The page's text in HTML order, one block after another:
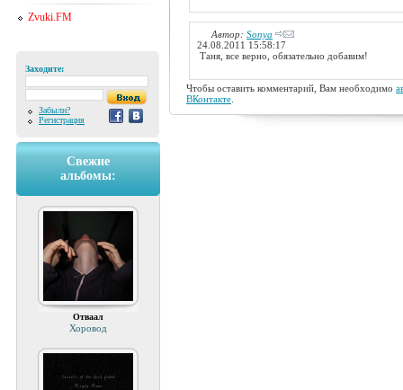
Zvuki.FM
Заходите:
Забыли?
Регистрация
Свежие
альбомы:
Отваал
Хоровод
Автор: Sonya
24.08.2011 15:58:17
Таня, все верно, обязательно добавим!
Чтобы оставить комментарий, Вам необходимо
ВКонтакте